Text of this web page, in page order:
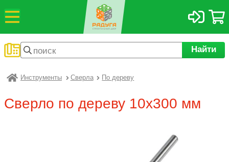
Найти
Радуга
Инструменты Сверла По дереву
Сверло по дереву 10х300 мм